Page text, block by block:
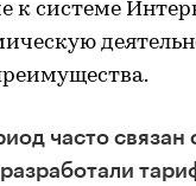
к системе
часто связан